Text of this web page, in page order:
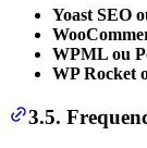
Yoast SEO
WPML ou
WP Rocket
3.5.